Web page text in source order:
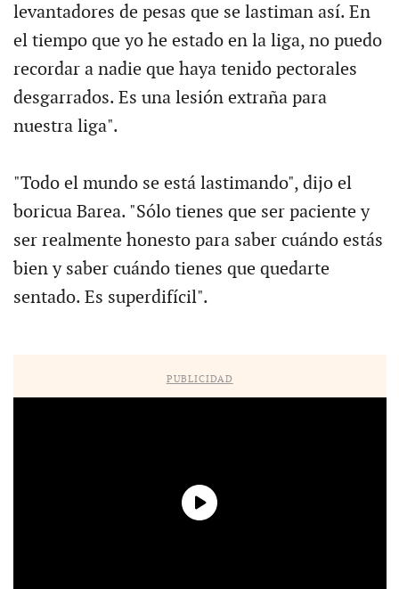
levantadores de pesas que se lastiman así. En
el tiempo que yo he estado en la liga, no puedo
recordar a nadie que haya tenido pectorales
desgarrados. Es una lesión extraña para
nuestra liga".
"Todo el mundo se está lastimando", dijo el
boricua Barea. "Sólo tienes que ser paciente y
ser realmente honesto para saber cuándo estás
bien y saber cuándo tienes que quedarte
sentado. Es superdifícil".
PUBLICIDAD